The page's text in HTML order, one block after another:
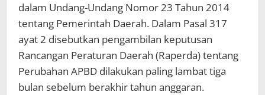
dalam Undang-Undang Nomor 23 Tahun 2014
tentang Pemerintah Daerah. Dalam Pasal 317
ayat 2 disebutkan pengambilan keputusan
Rancangan Peraturan Daerah (Raperda) tentang
Perubahan APBD dilakukan paling lambat tiga
bulan sebelum berakhir tahun anggaran.